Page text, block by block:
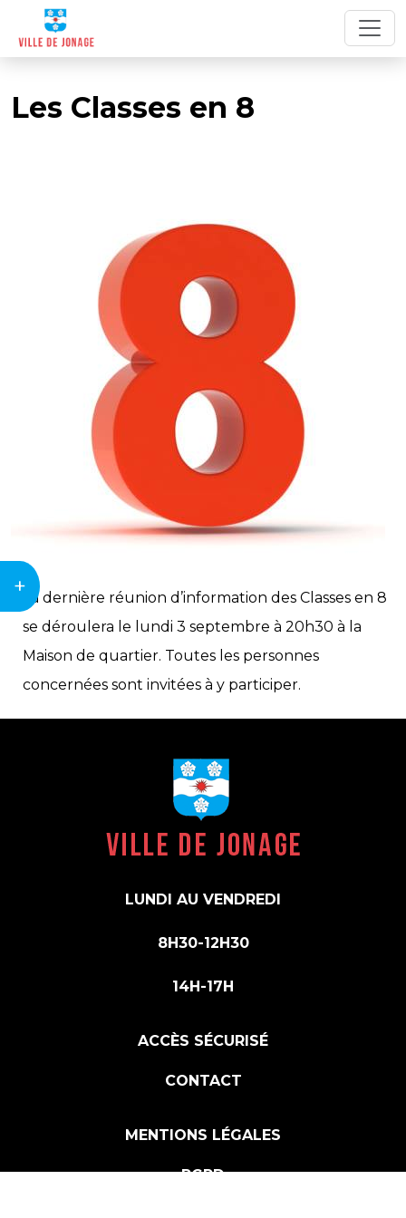
+
Les Classes en 8
La dernière réunion d’information des Classes en 8
se déroulera le lundi 3 septembre à 20h30 à la
Maison de quartier. Toutes les personnes
concernées sont invitées à y participer.
LUNDI AU VENDREDI
8H30-12H30
14H-17H
ACCÈS SÉCURISÉ
CONTACT
MENTIONS LÉGALES
RGPD